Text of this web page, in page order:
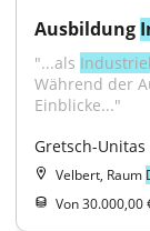
Ausbildung
"...als
Während der
Einblicke..."
Gretsch-
Velbert, Raum
Von 30.000,00